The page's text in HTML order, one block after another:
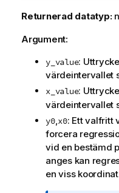
Returnerad datatyp:
Argument:
y_value:
värdeintervallet
x_value:
värdeintervallet
y0,x0: Ett valfritt
forcera
vid en bestämd
anges kan
en viss